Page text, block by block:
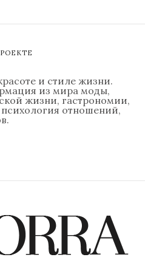
и стиле жизни.
из мира моды,
жизни, гастрономии,
отношений,